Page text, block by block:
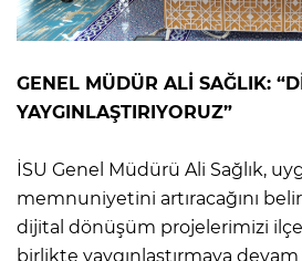
GENEL MÜDÜR ALİ SAĞLIK:
YAYGINLAŞTIRIYORUZ”
İSU Genel Müdürü Ali Sağlık,
memnuniyetini artıracağını
dijital dönüşüm projelerimizi
birlikte yaygınlaştırmaya devam